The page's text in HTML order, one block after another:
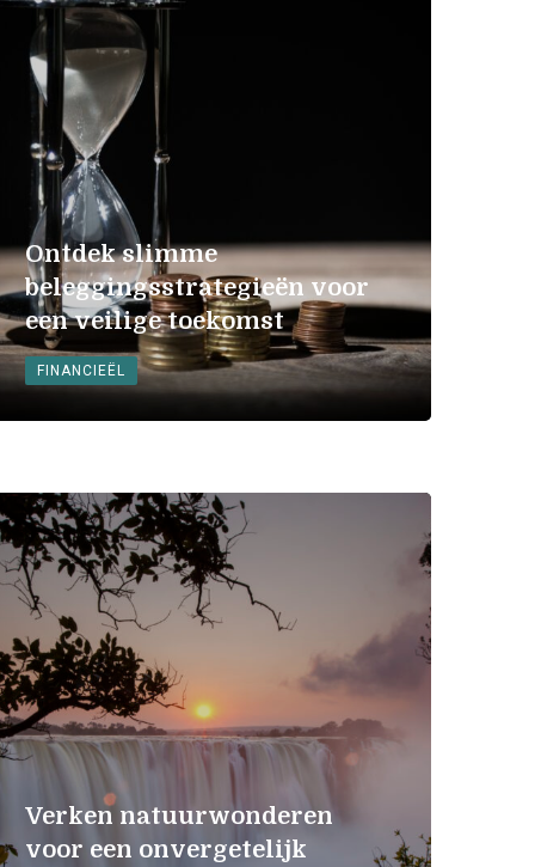
FINANCIEËL
Ontdek slimme
beleggingsstrategieën voor
een veilige toekomst
Verken natuurwonderen
voor een onvergetelijk